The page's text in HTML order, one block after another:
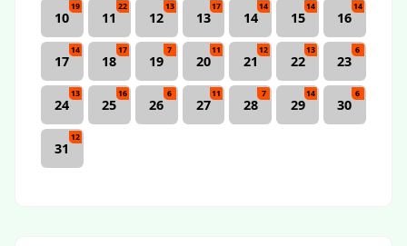
10
19
11
22
12
13
13
17
14
14
15
14
16
14
17
14
18
17
19
7
20
11
21
12
22
13
23
6
24
13
25
16
26
6
27
11
28
7
29
14
30
6
31
12